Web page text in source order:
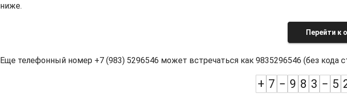
ниже.
Перейти к
Еще телефонный номер +7 (983) 5296546 может встречаться как 9835296546 (без кода
+ 7 − 9 8 3 − 5